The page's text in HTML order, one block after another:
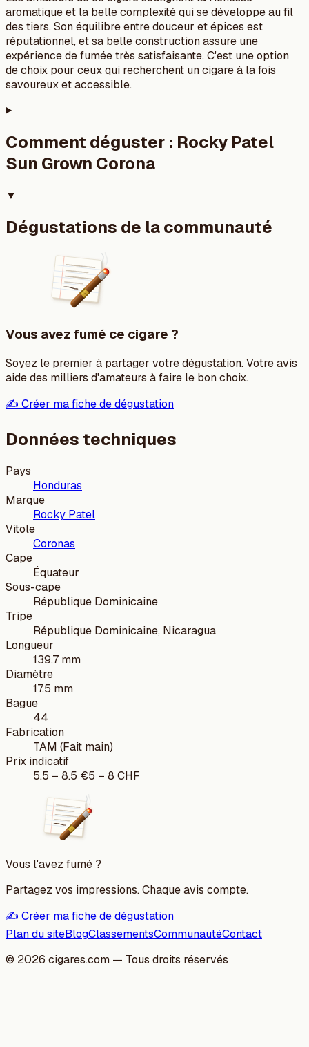
aromatique et la belle complexité qui se développe au fil
des tiers. Son équilibre entre douceur et épices est
réputationnel, et sa belle construction assure une
expérience de fumée très satisfaisante. C'est une option
de choix pour ceux qui recherchent un cigare à la fois
savoureux et accessible.
Comment déguster : Rocky Patel
Sun Grown Corona
▼
Dégustations de la communauté
Vous avez fumé ce cigare ?
Soyez le premier à partager votre dégustation. Votre avis
aide des milliers d'amateurs à faire le bon choix.
✍️ Créer ma fiche de dégustation
Données techniques
Pays
Honduras
Marque
Rocky Patel
Vitole
Coronas
Cape
Équateur
Sous-cape
République Dominicaine
Tripe
République Dominicaine, Nicaragua
Longueur
139.7 mm
Diamètre
17.5 mm
Bague
44
Fabrication
TAM (Fait main)
Prix indicatif
5.5 – 8.5 €5 – 8 CHF
Vous l'avez fumé ?
Partagez vos impressions. Chaque avis compte.
✍️ Créer ma fiche de dégustation
Plan du siteBlogClassementsCommunautéContact
© 2026 cigares.com — Tous droits réservés